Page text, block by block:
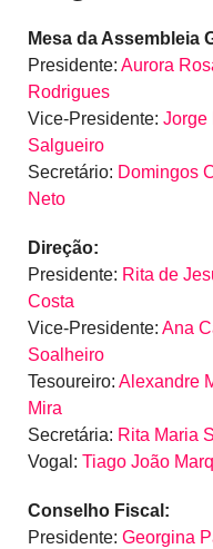
Mesa da Assembleia
Presidente:Aurora
Rodrigues
Vice-Presidente:Jorge
Salgueiro
Secretário: Domingos
Neto
Direção:
Presidente: Rita de
Costa
Vice-Presidente:Ana
Soalheiro
Tesoureiro:Alexandre
Mira
Secretária: Rita Maria
Vogal:Tiago João
Conselho Fiscal:
Presidente:Georgina